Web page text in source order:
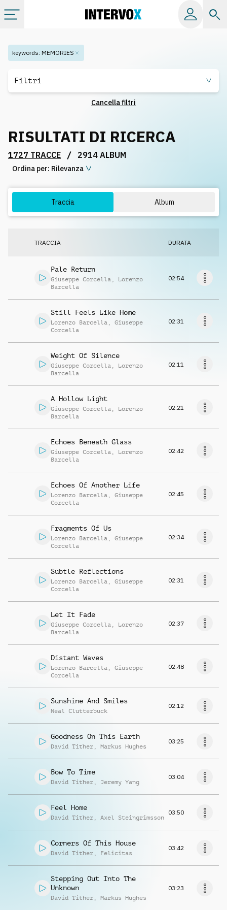
Categorie
Playlist
Licenze
keywords: MEMORIES
Filtri
Cancella filtri
RISULTATI DI RICERCA
1727 TRACCE / 2914 ALBUM
Ordina per: Rilevanza
Traccia Album
TRACCIA DURATA
Pale Return
Giuseppe Corcella , Lorenzo
Barcella
02:54
Still Feels Like Home
Lorenzo Barcella , Giuseppe
Corcella
02:31
Weight Of Silence
Giuseppe Corcella , Lorenzo
Barcella
02:11
A Hollow Light
Giuseppe Corcella , Lorenzo
Barcella
02:21
Echoes Beneath Glass
Giuseppe Corcella , Lorenzo
Barcella
02:42
Echoes Of Another Life
Lorenzo Barcella , Giuseppe
Corcella
02:45
Fragments Of Us
Lorenzo Barcella , Giuseppe
Corcella
02:34
Subtle Reflections
Lorenzo Barcella , Giuseppe
Corcella
02:31
Let It Fade
Giuseppe Corcella , Lorenzo
Barcella
02:37
Distant Waves
Lorenzo Barcella , Giuseppe
Corcella
02:48
Sunshine And Smiles
Neal Clutterbuck
02:12
Goodness On This Earth
David Tither , Markus Hughes
03:25
Bow To Time
David Tither , Jeremy Yang
03:04
Feel Home
David Tither , Axel Steingrimsson
03:50
Corners Of This House
David Tither , Felicitas
03:42
Stepping Out Into The
Unknown
David Tither , Markus Hughes
03:23